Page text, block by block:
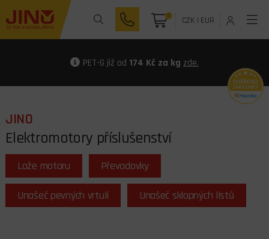
0 CZK| EUR
PET-G již od 174 Kč za kg zde.
JINO
Elektromotory příslušenství
Lože motoru Převodovky
Unašeč pevných vrtulí Unašeč sklopných listů